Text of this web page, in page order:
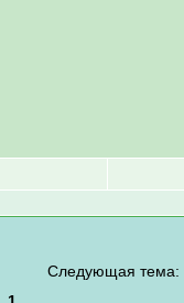
Следующая тема: